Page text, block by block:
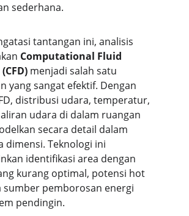
sederhana.
tantangan ini, analisis
Computational Fluid
menjadi salah satu
yang sangat efektif. Dengan
distribusi udara, temperatur,
udara di dalam ruangan
secara detail dalam
dimensi. Teknologi ini
identifikasi area dengan
kurang optimal, potensi hot
sumber pemborosan energi
pendingin.